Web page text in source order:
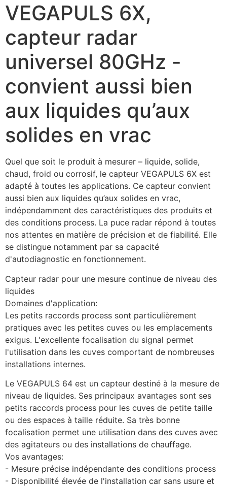
VEGAPULS 6X,
capteur radar
universel 80GHz -
convient aussi bien
aux liquides qu’aux
solides en vrac
Quel que soit le produit à mesurer – liquide, solide,
chaud, froid ou corrosif, le capteur VEGAPULS 6X est
adapté à toutes les applications. Ce capteur convient
aussi bien aux liquides qu’aux solides en vrac,
indépendamment des caractéristiques des produits et
des conditions process. La puce radar répond à toutes
nos attentes en matière de précision et de fiabilité. Elle
se distingue notamment par sa capacité
d'autodiagnostic en fonctionnement.
Capteur radar pour une mesure continue de niveau des
liquides
Domaines d'application:
Les petits raccords process sont particulièrement
pratiques avec les petites cuves ou les emplacements
exigus. L'excellente focalisation du signal permet
l'utilisation dans les cuves comportant de nombreuses
installations internes.
Le VEGAPULS 64 est un capteur destiné à la mesure de
niveau de liquides. Ses principaux avantages sont ses
petits raccords process pour les cuves de petite taille
ou des espaces à taille réduite. Sa très bonne
focalisation permet une utilisation dans des cuves avec
des agitateurs ou des installations de chauffage.
Vos avantages:
- Mesure précise indépendante des conditions process
- Disponibilité élevée de l'installation car sans usure et